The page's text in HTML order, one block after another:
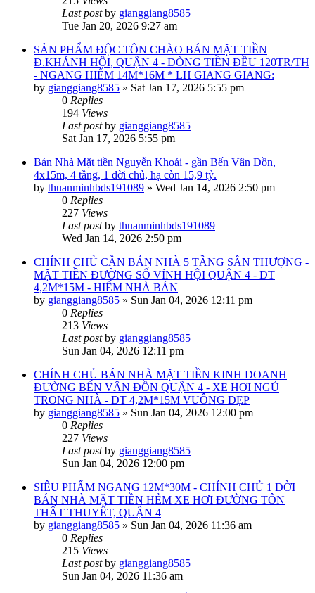
Last postby gianggiang8585
Tue Jan 20, 2026 9:27 am
SẢN PHẨM ĐỘC TÔN CHÀO BÁN MẶT TIỀN
Đ.KHÁNH HỘI, QUẬN 4 - DÒNG TIỀN ĐỀU 120TR/TH
- NGANG HIẾM 14M*16M * LH GIANG GIANG:
by gianggiang8585 » Sat Jan 17, 2026 5:55 pm
0 Replies
194 Views
Last postby gianggiang8585
Sat Jan 17, 2026 5:55 pm
Bán Nhà Mặt tiền Nguyễn Khoái - gần Bến Vân Đồn,
4x15m, 4 tầng, 1 đời chủ, hạ còn 15,9 tỷ.
by thuanminhbds191089 » Wed Jan 14, 2026 2:50 pm
0 Replies
227 Views
Last postby thuanminhbds191089
Wed Jan 14, 2026 2:50 pm
CHÍNH CHỦ CẦN BÁN NHÀ 5 TẦNG SÂN THƯỢNG -
MẶT TIỀN ĐƯỜNG SỐ VĨNH HỘI QUẬN 4 - DT
4,2M*15M - HIẾM NHÀ BÁN
by gianggiang8585 » Sun Jan 04, 2026 12:11 pm
0 Replies
213 Views
Last postby gianggiang8585
Sun Jan 04, 2026 12:11 pm
CHÍNH CHỦ BÁN NHÀ MẶT TIỀN KINH DOANH
ĐƯỜNG BẾN VÂN ĐỒN QUẬN 4 - XE HƠI NGỦ
TRONG NHÀ - DT 4,2M*15M VUÔNG ĐẸP
by gianggiang8585 » Sun Jan 04, 2026 12:00 pm
0 Replies
227 Views
Last postby gianggiang8585
Sun Jan 04, 2026 12:00 pm
SIÊU PHẨM NGANG 12M*30M - CHÍNH CHỦ 1 ĐỜI
BÁN NHÀ MẶT TIỀN HẺM XE HƠI ĐƯỜNG TÔN
THẤT THUYẾT, QUẬN 4
by gianggiang8585 » Sun Jan 04, 2026 11:36 am
0 Replies
215 Views
Last postby gianggiang8585
Sun Jan 04, 2026 11:36 am